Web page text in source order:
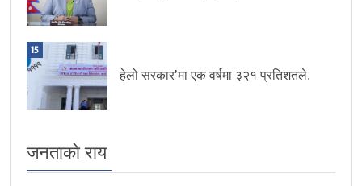
15
हेलो सरकार’मा एक वर्षमा ३२१ प्रतिशतले.
जनताको राय